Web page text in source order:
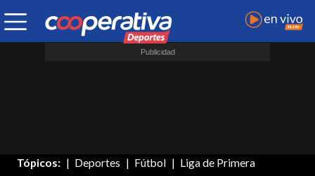
Tópicos: Deportes Fútbol Liga de Primera